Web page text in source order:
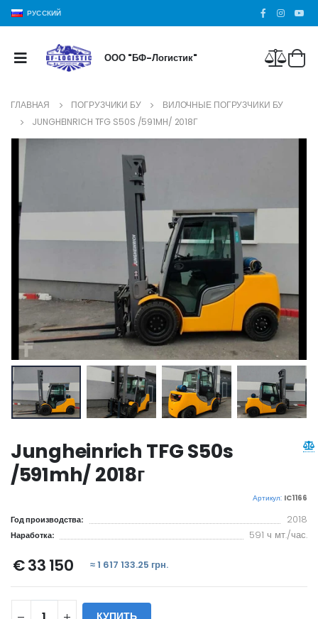
РУССКИЙ
ООО "БФ-Логистик"
ГЛАВНАЯ ПОГРУЗЧИКИ БУ
ВИЛОЧНЫЕ ПОГРУЗЧИКИ БУ
JUNGHEINRICH TFG S50S /591MH/ 2018Г
Jungheinrich TFG S50s
/591mh/ 2018г
Артикул: IC1166
Год производства: 2018
Наработка: 591 ч мт./час.
€ 33 150 ≈ 1 617 133.25 грн.